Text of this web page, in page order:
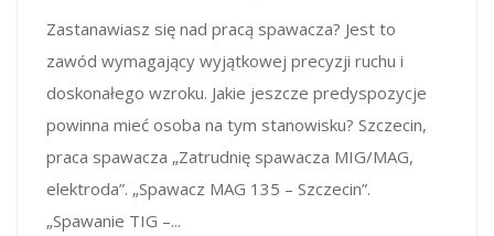
Zastanawiasz się nad pracą spawacza? Jest to
zawód wymagający wyjątkowej precyzji ruchu i
doskonałego wzroku. Jakie jeszcze predyspozycje
powinna mieć osoba na tym stanowisku? Szczecin,
praca spawacza „Zatrudnię spawacza MIG/MAG,
elektroda”. „Spawacz MAG 135 – Szczecin”.
„Spawanie TIG –...